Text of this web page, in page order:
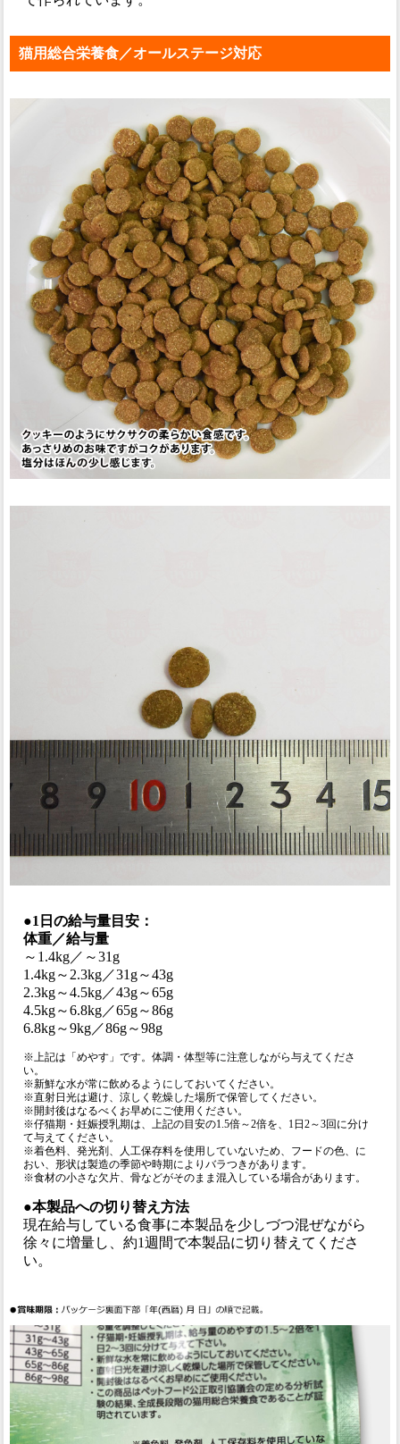
猫用総合栄養食／オールステージ対応
●1日の給与量目安：
体重／給与量
～1.4kg／～31g
1.4kg～2.3kg／31g～43g
2.3kg～4.5kg／43g～65g
4.5kg～6.8kg／65g～86g
6.8kg～9kg／86g～98g
※上記は「めやす」です。体調・体型等に注意しながら与えてくださ
い。
※新鮮な水が常に飲めるようにしておいてください。
※直射日光は避け、涼しく乾燥した場所で保管してください。
※開封後はなるべくお早めにご使用ください。
※仔猫期・妊娠授乳期は、上記の目安の1.5倍～2倍を、1日2～3回に分け
て与えてください。
※着色料、発光剤、人工保存料を使用していないため、フードの色、に
おい、形状は製造の季節や時期によりバラつきがあります。
※食材の小さな欠片、骨などがそのまま混入している場合があります。
●本製品への切り替え方法
現在給与している食事に本製品を少しづつ混ぜながら
徐々に増量し、約1週間で本製品に切り替えてくださ
い。